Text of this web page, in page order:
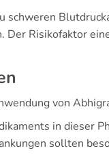
schweren
Der Risikofaktor
von
in dieser
sollten